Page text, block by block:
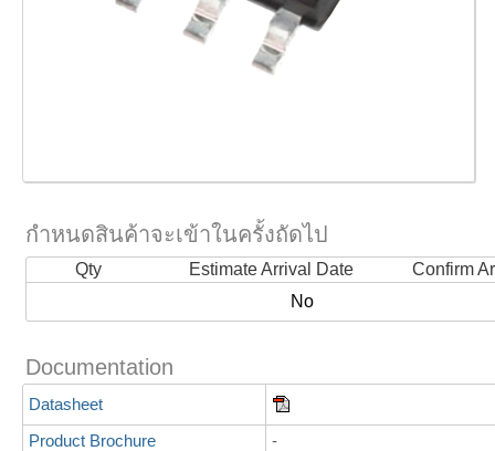
กำหนดสินค้าจะเข้าในครั้งถัดไป
Qty Estimate Arrival Date
Confirm
No
Documentation
Datasheet
Product Brochure
-